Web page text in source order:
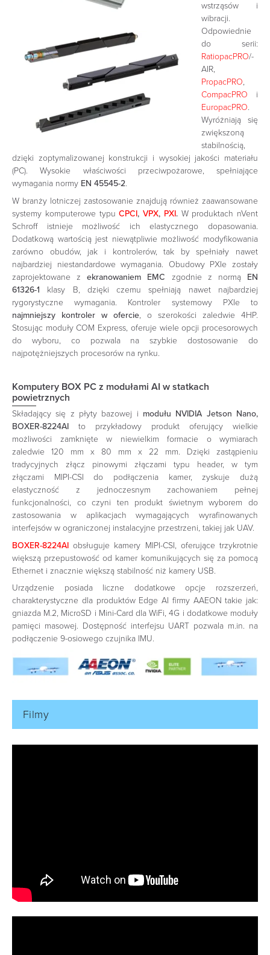
wstrząsów i
wibracji.
Odpowiednie
do serii:
RatiopacPRO/-
AIR,
PropacPRO,
CompacPRO i
EuropacPRO.
Wyróżniają się
zwiększoną
stabilnością,
dzięki zoptymalizowanej konstrukcji i wysokiej jakości materiału
(PC). Wysokie właściwości przeciwpożarowe, spełniające
wymagania normy EN 45545-2.
W branży lotniczej zastosowanie znajdują również zaawansowane
systemy komputerowe typuCPCI, VPX, PXI.W produktach nVent
Schroff istnieje możliwość ich elastycznego dopasowania.
Dodatkową wartością jest niewątpliwie możliwość modyfikowania
zarówno obudów, jak i kontrolerów, tak by spełniały nawet
najbardziej niestandardowe wymagania. Obudowy PXIe zostały
zaprojektowane z ekranowaniem EMC zgodnie z normą EN
61326-1 klasy B, dzięki czemu spełniają nawet najbardziej
rygorystyczne wymagania. Kontroler systemowy PXIe to
najmniejszy kontroler w ofercie, o szerokości zaledwie 4HP.
Stosując moduły COM Express, oferuje wiele opcji procesorowych
do wyboru, co pozwala na szybkie dostosowanie do
najpotężniejszych procesorów na rynku.
Komputery BOX PC z modułami AI w statkach
powietrznych
Składający się z płyty bazowej i modułu NVIDIA Jetson Nano,
BOXER-8224AI to przykładowy produkt oferujący wielkie
możliwości zamknięte w niewielkim formacie o wymiarach
zaledwie 120 mm x 80 mm x 22 mm. Dzięki zastąpieniu
tradycyjnych złącz pinowymi złączami typu header, w tym
złączami MIPI-CSI do podłączenia kamer, zyskuje dużą
elastyczność z jednoczesnym zachowaniem pełnej
funkcjonalności, co czyni ten produkt świetnym wyborem do
zastosowania w aplikacjach wymagających wyrafinowanych
interfejsów w ograniczonej instalacyjne przestrzeni, takiej jak UAV.
BOXER-8224AI obsługuje kamery MIPI-CSI, oferujące trzykrotnie
większą przepustowość od kamer komunikujących się za pomocą
Ethernet i znacznie większą stabilność niż kamery USB.
Urządzenie posiada liczne dodatkowe opcje rozszerzeń,
charakterystyczne dla produktów Edge AI firmy AAEON takie jak:
gniazda M.2, MicroSD i Mini-Card dla WiFi, 4G i dodatkowe moduły
pamięci masowej. Dostępność interfejsu UART pozwala m.in. na
podłączenie 9-osiowego czujnika IMU.
Filmy